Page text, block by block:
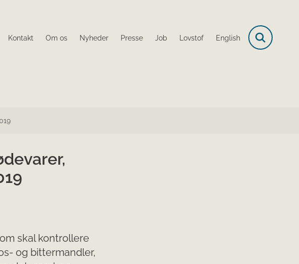
Kontakt Om os Nyheder Presse Job Lovstof English
skal kontrollere
og bittermandler,